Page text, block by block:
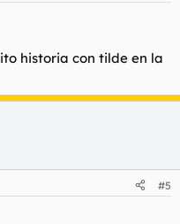
historia con tilde en la
#5